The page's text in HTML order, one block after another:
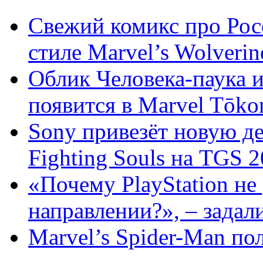
Свежий комикс про
стиле Marvel’s
Облик Человека-паука
появится в Marvel
Sony привезёт новую
Fighting Souls на TGS
«Почему PlayStation не
направлении?», –
Marvel’s Spider-Man